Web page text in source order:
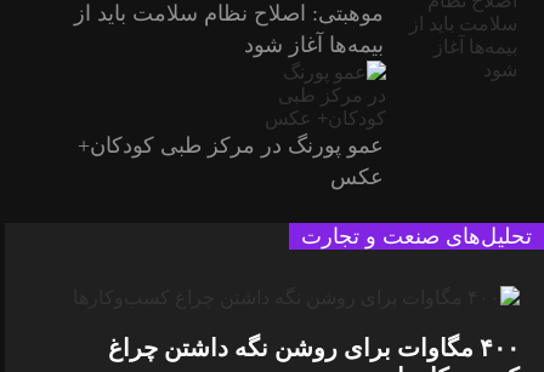
موهبتی: اصلاح نظام سلامت باید از
بیمه‌ها آغاز شود
عمو پورنگ در مرکز طبی کودکان+
عکس
تحلیل‌های صنعت و تجارت
۴۰۰ مگاوات برای روشن نگه داشتن چراغ